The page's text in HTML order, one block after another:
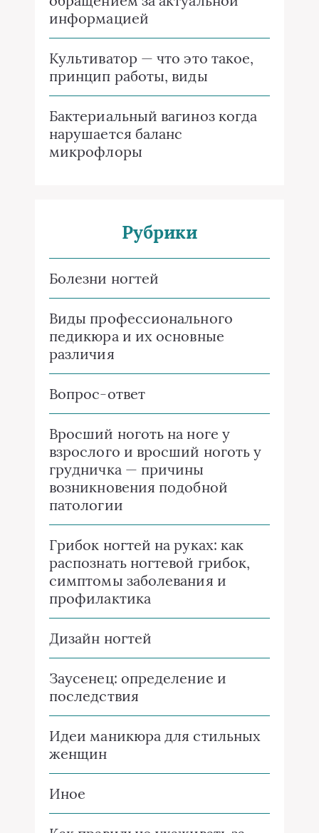
информацией
Культиватор — что это такое,
принцип работы, виды
Бактериальный вагиноз когда
нарушается баланс
микрофлоры
Рубрики
Болезни ногтей
Виды профессионального
педикюра и их основные
различия
Вопрос-ответ
Вросший ноготь на ноге у
взрослого и вросший ноготь у
грудничка — причины
возникновения подобной
патологии
Грибок ногтей на руках: как
распознать ногтевой грибок,
симптомы заболевания и
профилактика
Дизайн ногтей
Заусенец: определение и
последствия
Идеи маникюра для стильных
женщин
Иное